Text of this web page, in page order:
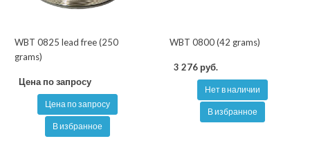
WBT 0825 lead free (250
grams)
Цена по запросу
Цена по запросу
В избранное
WBT 0800 (42 grams)
3 276 руб.
Нет в наличии
В избранное